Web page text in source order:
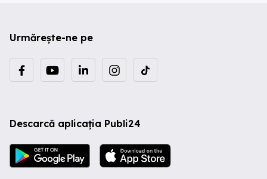
Urmărește-ne pe
Descarcă aplicația Publi24